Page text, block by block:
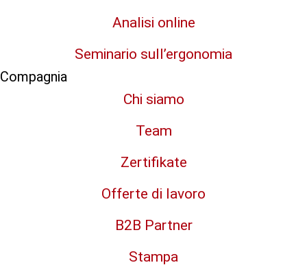
Analisi online
Seminario sull’ergonomia
Compagnia
Chi siamo
Team
Zertifikate
Offerte di lavoro
B2B Partner
Stampa